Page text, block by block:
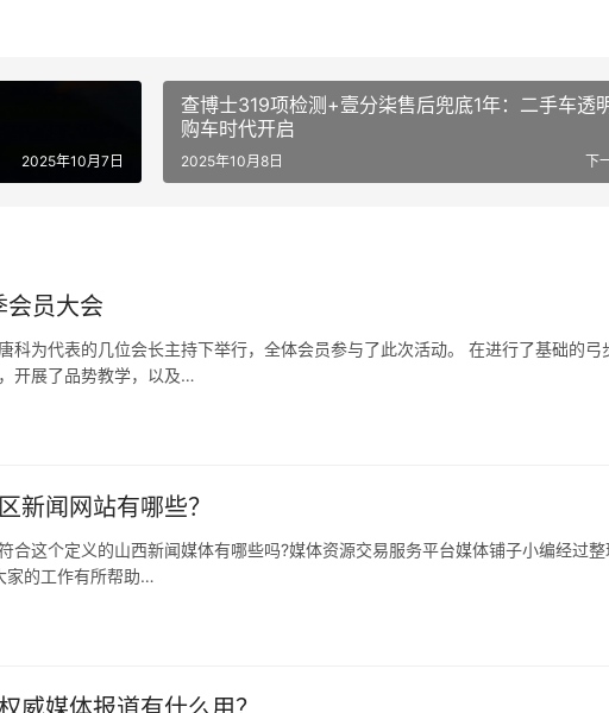
2025年10月7日
查博士319项检测+壹分柒售后兜底1年：二手车透
购车时代开启
下
2025年10月8日
员大会
科为代表的几位会长主持下举行，全体会员参与了此次活动。 在进行了基础的弓
开展了品势教学，以及…
新闻网站有哪些？
合这个定义的山西新闻媒体有哪些吗?媒体资源交易服务平台媒体铺子小编经过整
家的工作有所帮助…